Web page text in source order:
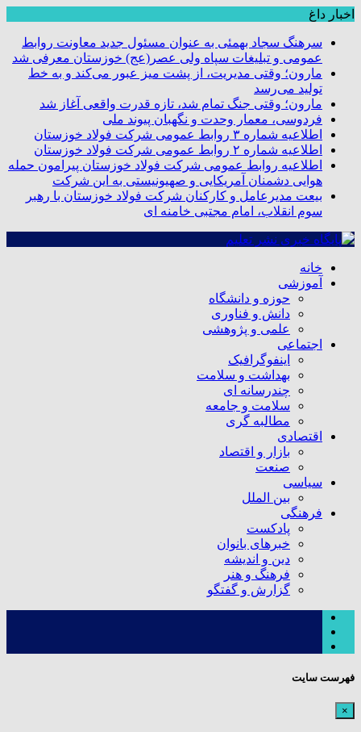
اخبار داغ
سرهنگ سجاد بهمئی به عنوان مسئول جدید معاونت روابط
عمومی و تبلیغات سپاه ولی عصر(عج) خوزستان معرفی شد
مارون؛ وقتی مدیریت، از پشت میز عبور می‌کند و به خط
تولید می‌رسد
مارون؛ وقتی جنگ تمام شد، تازه قدرت واقعی آغاز شد
فردوسی، معمار وحدت و نگهبان پیوند ملی
اطلاعیه شماره ۳ روابط عمومی شرکت فولاد خوزستان
اطلاعیه شماره ۲ روابط عمومی شرکت فولاد خوزستان
اطلاعیه روابط عمومی شرکت فولاد خوزستان پیرامون حمله
هوایی دشمنان آمریکایی و صهیونیستی به این شرکت
بیعت مدیرعامل و کارکنان شرکت فولاد خوزستان با رهبر
سوم انقلاب، امام مجتبی خامنه ای
خانه
آموزشی
حوزه و دانشگاه
دانش و فناوری
علمی و پژوهشی
اجتماعی
اینفوگرافیک
بهداشت و سلامت
چندرسانه ای
سلامت و جامعه
مطالبه گری
اقتصادی
بازار و اقتصاد
صنعت
سیاسی
بین الملل
فرهنگی
پادکست
خبرهای بانوان
دین و اندیشه
فرهنگ و هنر
گزارش و گفتگو
فهرست سایت
×